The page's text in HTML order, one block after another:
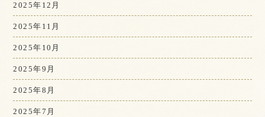
2025年12月
2025年11月
2025年10月
2025年9月
2025年8月
2025年7月